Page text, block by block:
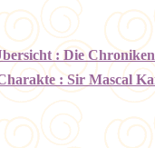
: Die
: Sir Mascal